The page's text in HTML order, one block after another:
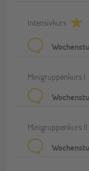
Intensivkurs
Minigruppenkurs I
Minigruppenkurs II